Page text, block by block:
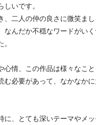
いです。
二人の仲の良さに微笑ま
なんだか不穏なワードがい
情、この作品は様々なこ
む必要があって、なかなか
、とても深いテーマやメ